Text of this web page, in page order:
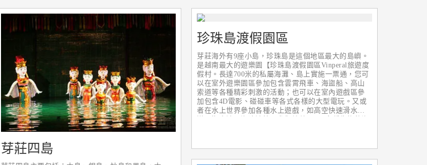
芽莊四島
珍珠島渡假園區
芽莊海外有9座小島，珍珠島是這個地區最大的島嶼。
是越南最大的遊樂園【珍珠島渡假園區Vinperal旅遊度
假村。長達700米的私屬海灘、島上實施一票通，您可
以在室外遊樂園區參加包含雲霄飛車、海盜船、高山
索道等各種精彩刺激的活動；也可以在室內遊戲區參
加包含4D電影、碰碰車等各式各樣的大型電玩。又或
者在水上世界參加各種水上遊戲，如高空快速滑水